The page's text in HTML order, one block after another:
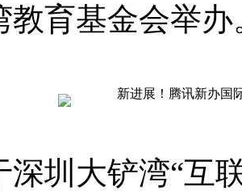
教育基金会举办
深圳大铲湾“互